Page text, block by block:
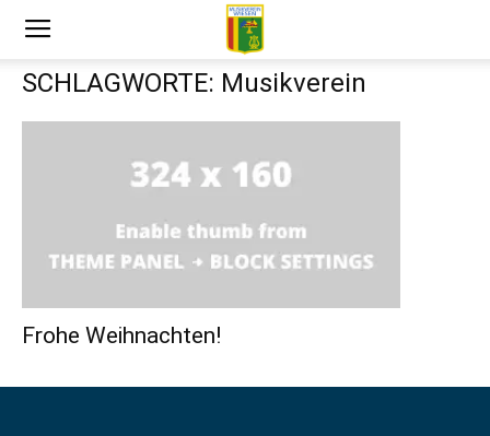
SCHLAGWORTE: Musikverein
Frohe Weihnachten!